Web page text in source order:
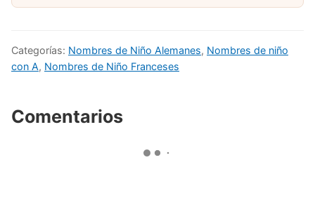
Categorías: Nombres de Niño Alemanes, Nombres de niño
con A, Nombres de Niño Franceses
Comentarios